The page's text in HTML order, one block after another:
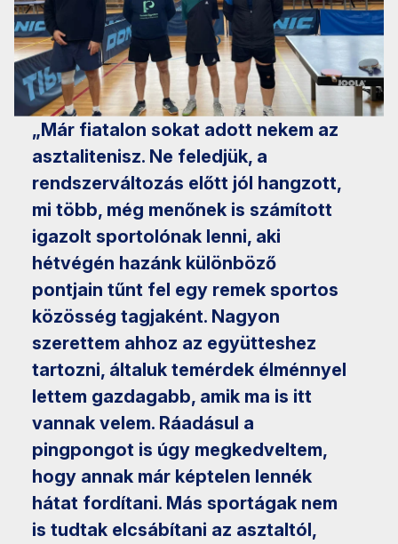
„Már fiatalon sokat adott nekem az
asztalitenisz. Ne feledjük, a
rendszerváltozás előtt jól hangzott,
mi több, még menőnek is számított
igazolt sportolónak lenni, aki
hétvégén hazánk különböző
pontjain tűnt fel egy remek sportos
közösség tagjaként. Nagyon
szerettem ahhoz az együtteshez
tartozni, általuk temérdek élménnyel
lettem gazdagabb, amik ma is itt
vannak velem. Ráadásul a
pingpongot is úgy megkedveltem,
hogy annak már képtelen lennék
hátat fordítani. Más sportágak nem
is tudtak elcsábítani az asztaltól,